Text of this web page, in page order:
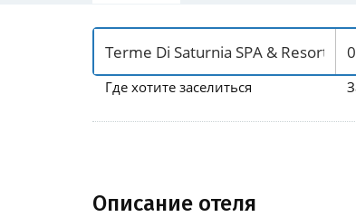
Где хотите заселиться
Описание отеля